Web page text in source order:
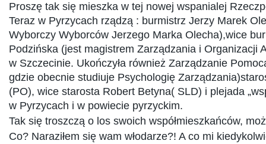
Proszę tak się mieszka w tej nowej wspanialej
Teraz w Pyrzycach rządzą : burmistrz Jerzy Marek
Wyborczy Wyborców Jerzego Marka Olecha),wice
Podzińska (jest magistrem Zarządzania i Organizacji
w Szczecinie. Ukończyła również Zarządzanie
gdzie obecnie studiuje Psychologię
(PO), wice starosta Robert Betyna( SLD) i plejada
w Pyrzycach i w powiecie pyrzyckim.
Tak się troszczą o los swoich współmieszkańców,
Co? Naraziłem się wam włodarze?! A co mi